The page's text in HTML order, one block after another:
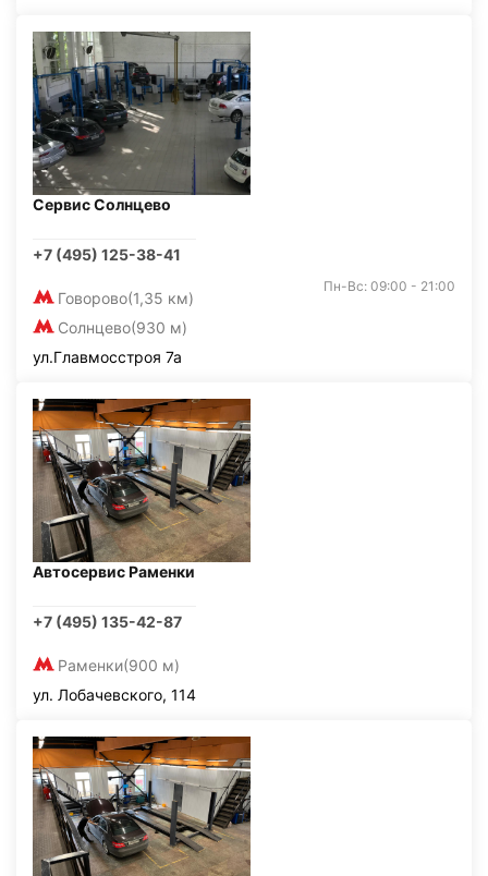
Сервис Солнцево
+7 (495) 125-38-41
Говорово(1,35 км)
Солнцево(930 м)
Пн-Вс: 09:00 - 21:00
ул.Главмосстроя 7а
Автосервис Раменки
+7 (495) 135-42-87
Раменки(900 м)
ул. Лобачевского, 114